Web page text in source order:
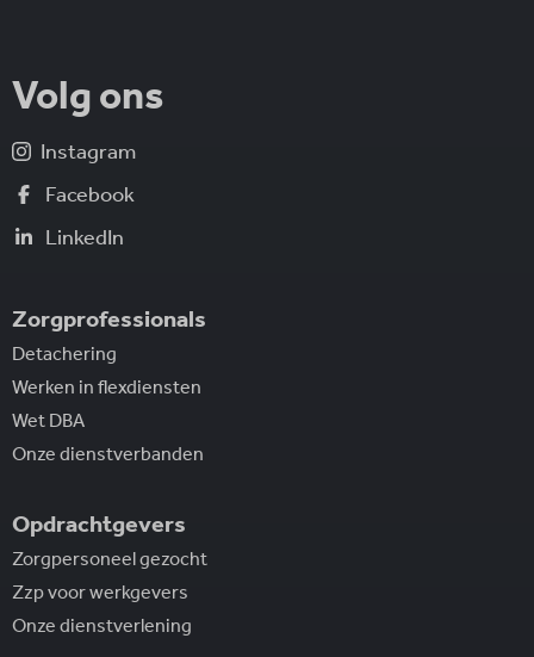
Volg ons
Instagram
Facebook
LinkedIn
Zorgprofessionals
Detachering
Werken in flexdiensten
Wet DBA
Onze dienstverbanden
Opdrachtgevers
Zorgpersoneel gezocht
Zzp voor werkgevers
Onze dienstverlening